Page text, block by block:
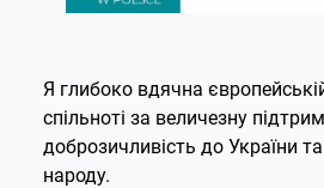
Я глибоко вдячна
спільноті за величезну
доброзичливість до України
народу.